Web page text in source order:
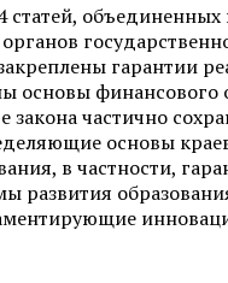
статей,
гарантии
основы финансового
закона частично
основы
в частности,
развития